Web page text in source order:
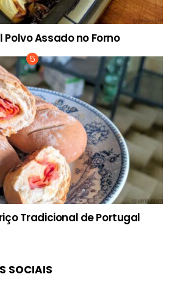
Assado no Forno
Tradicional de Portugal
SOCIAIS